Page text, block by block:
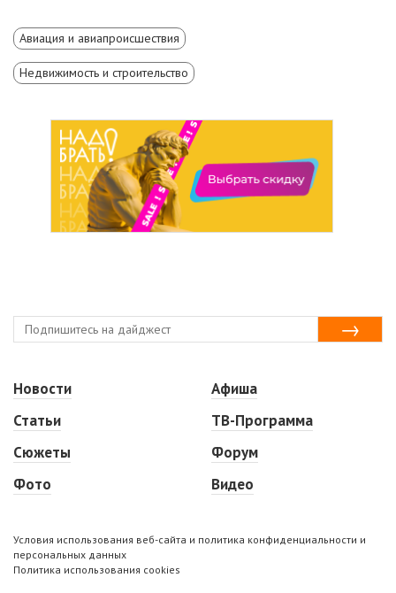
Авиация и авиапроисшествия
Недвижимость и строительство
Новости
Статьи
Сюжеты
Фото
Афиша
ТВ-Программа
Форум
Видео
Условия использования веб-сайта и политика конфиденциальности и
персональных данных
Политика использования cookies